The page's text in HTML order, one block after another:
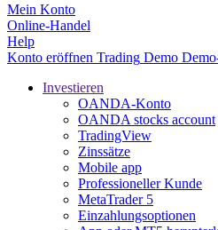
Mein Konto
Online-Handel
Help
Konto eröffnen Trading Demo
Investieren
OANDA-Konto
OANDA stocks account
TradingView
Zinssätze
Mobile app
Professioneller Kunde
MetaTrader 5
Einzahlungsoptionen